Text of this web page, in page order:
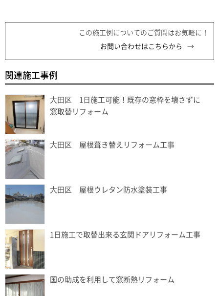
この施工例についてのご質問はお気軽に！
お問い合わせはこちらから
関連施工事例
大田区 1日施工可能！既存の窓枠を壊さずに
窓取替リフォーム
大田区 屋根葺き替えリフォーム工事
大田区 屋根ウレタン防水塗装工事
1日施工で取替出来る玄関ドアリフォーム工事
国の助成を利用して窓断熱リフォーム